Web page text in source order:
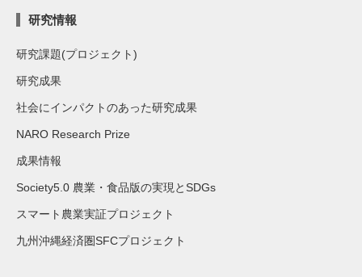
研究情報
研究課題(プロジェクト)
研究成果
社会にインパクトのあった研究成果
NARO Research Prize
成果情報
Society5.0 農業・食品版の実現とSDGs
スマート農業実証プロジェクト
九州沖縄経済圏SFCプロジェクト